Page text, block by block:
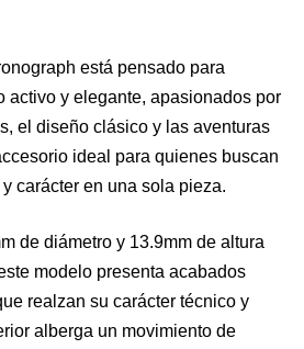
está pensado para
activo y elegante, apasionados por
el diseño clásico y las aventuras
ideal para quienes buscan
carácter en una sola pieza.
de diámetro y 13.9mm de altura
modelo presenta acabados
realzan su carácter técnico y
alberga un movimiento de